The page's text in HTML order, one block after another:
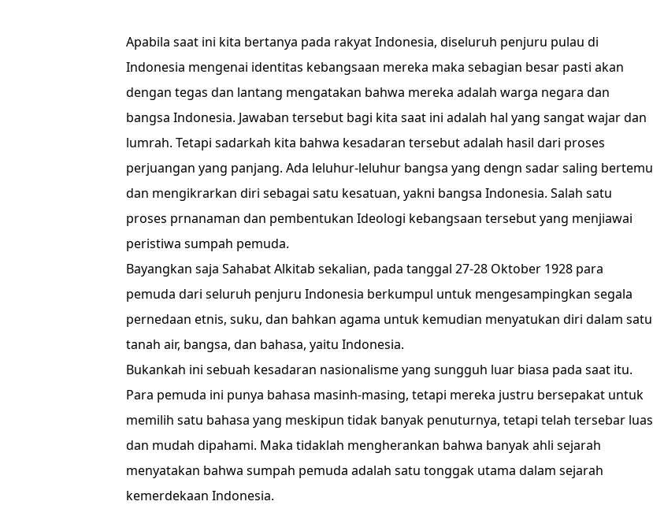
Apabila saat ini kita bertanya pada rakyat Indonesia, diseluruh penjuru pulau di
Indonesia mengenai identitas kebangsaan mereka maka sebagian besar pasti akan
dengan tegas dan lantang mengatakan bahwa mereka adalah warga negara dan
bangsa Indonesia. Jawaban tersebut bagi kita saat ini adalah hal yang sangat wajar dan
lumrah. Tetapi sadarkah kita bahwa kesadaran tersebut adalah hasil dari proses
perjuangan yang panjang. Ada leluhur-leluhur bangsa yang dengn sadar saling bertemu
dan mengikrarkan diri sebagai satu kesatuan, yakni bangsa Indonesia. Salah satu
proses prnanaman dan pembentukan Ideologi kebangsaan tersebut yang menjiawai
peristiwa sumpah pemuda.
Bayangkan saja Sahabat Alkitab sekalian, pada tanggal 27-28 Oktober 1928 para
pemuda dari seluruh penjuru Indonesia berkumpul untuk mengesampingkan segala
pernedaan etnis, suku, dan bahkan agama untuk kemudian menyatukan diri dalam satu
tanah air, bangsa, dan bahasa, yaitu Indonesia.
Bukankah ini sebuah kesadaran nasionalisme yang sungguh luar biasa pada saat itu.
Para pemuda ini punya bahasa masinh-masing, tetapi mereka justru bersepakat untuk
memilih satu bahasa yang meskipun tidak banyak penuturnya, tetapi telah tersebar luas
dan mudah dipahami. Maka tidaklah mengherankan bahwa banyak ahli sejarah
menyatakan bahwa sumpah pemuda adalah satu tonggak utama dalam sejarah
kemerdekaan Indonesia.